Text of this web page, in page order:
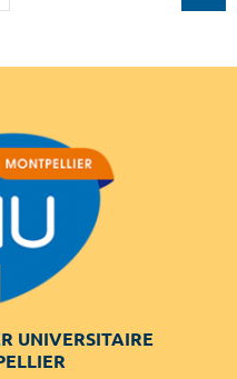
UNIVERSITAIRE